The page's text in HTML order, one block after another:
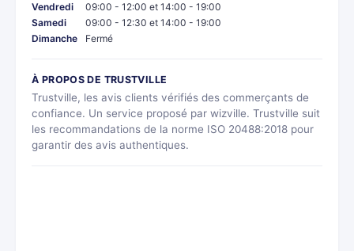
Vendredi
09:00 - 12:00 et 14:00 - 19:00
Samedi
09:00 - 12:30 et 14:00 - 19:00
Dimanche
Fermé
À PROPOS DE TRUSTVILLE
Trustville, les avis clients vérifiés des commerçants de
confiance. Un service proposé par wizville. Trustville suit
les recommandations de la norme ISO 20488:2018 pour
garantir des avis authentiques.